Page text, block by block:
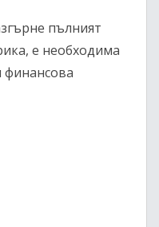
пълният
е необходима
финансова